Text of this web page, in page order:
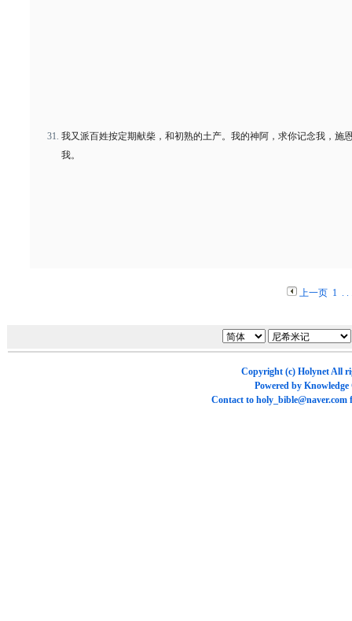
我又派百姓按定期献柴，和初熟的土产。我的神阿，求你记念我，施
我。
上一页 1. .
Copyright (c) HolynetAll
Powered by Knowledge
Contact to holy_bible@naver.com